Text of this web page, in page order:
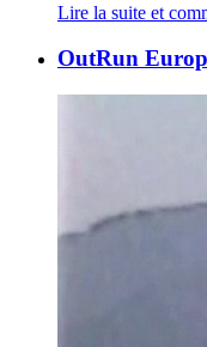
Lire la suite et
OutRun